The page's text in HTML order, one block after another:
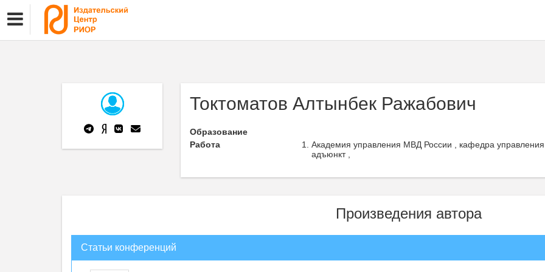
Токтоматов Алтынбек Ражабович
Образование
Работа
Академия управления МВД России , кафедра
адъюнкт ,
Произведения автора
Статьи конференций